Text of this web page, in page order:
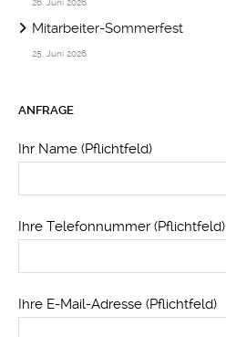
26. Juni 2026
Mitarbeiter-Sommerfest
25. Juni 2026
ANFRAGE
Ihr Name (Pflichtfeld)
Ihre Telefonnummer (Pflichtfeld)
Ihre E-Mail-Adresse (Pflichtfeld)